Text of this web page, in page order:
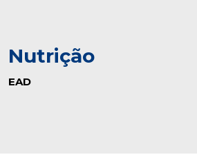
Nutrição
EAD